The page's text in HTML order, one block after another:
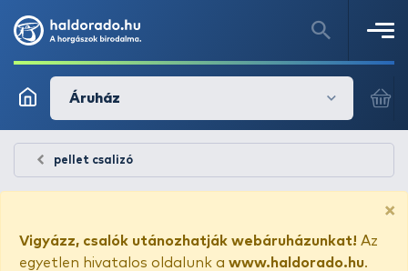
Áruház
pellet csalizó
×
Vigyázz, csalók utánozhatják webáruházunkat! Az
egyetlen hivatalos oldalunk a www.haldorado.hu.